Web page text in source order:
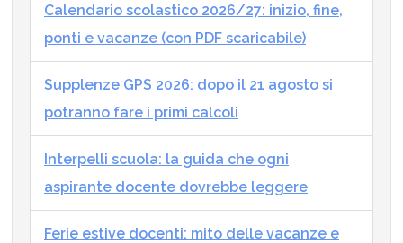
Calendario scolastico 2026/27: inizio, fine,
ponti e vacanze (con PDF scaricabile)
Supplenze GPS 2026: dopo il 21 agosto si
potranno fare i primi calcoli
Interpelli scuola: la guida che ogni
aspirante docente dovrebbe leggere
Ferie estive docenti: mito delle vacanze e